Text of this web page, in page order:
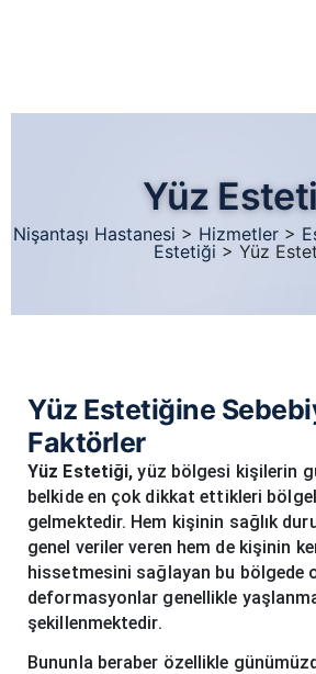
Yüz
Nişantaşı Hastanesi > Hizmetler >
Estetiği > Yüz
Yüz Estetiğine
Faktörler
Yüz Estetiği,yüz bölgesi kişilerin
belkide en çok dikkat ettikleri
gelmektedir. Hem kişinin sağlık
genel veriler veren hem de kişinin
hissetmesini sağlayan bu bölgede
deformasyonlar genellikle
şekillenmektedir.
Bununla beraber özellikle